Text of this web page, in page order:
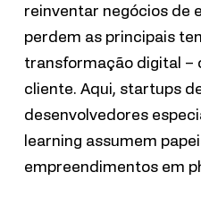
reinventar negócios de
perdem as principais
transformação digital –
cliente. Aqui, startups
desenvolvedores
learning assumem
empreendimentos em